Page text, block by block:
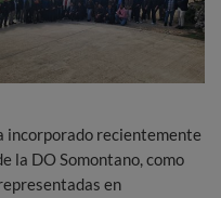
incorporado recientemente
la DO Somontano, como
en